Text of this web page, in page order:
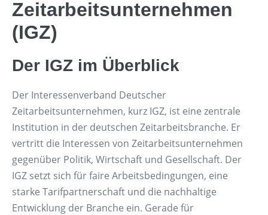
Zeitarbeitsunternehmen
(IGZ)
Der IGZ im Überblick
Der Interessenverband Deutscher
Zeitarbeitsunternehmen, kurz IGZ, ist eine zentrale
Institution in der deutschen Zeitarbeitsbranche. Er
vertritt die Interessen von Zeitarbeitsunternehmen
gegenüber Politik, Wirtschaft und Gesellschaft. Der
IGZ setzt sich für faire Arbeitsbedingungen, eine
starke Tarifpartnerschaft und die nachhaltige
Entwicklung der Branche ein. Gerade für